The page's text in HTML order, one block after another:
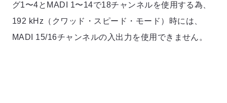
グ1〜4とMADI 1〜14で18チャンネルを使用する為、
192 kHz（クワッド・スピード・モード）時には、
MADI 15/16チャンネルの入出力を使用できません。